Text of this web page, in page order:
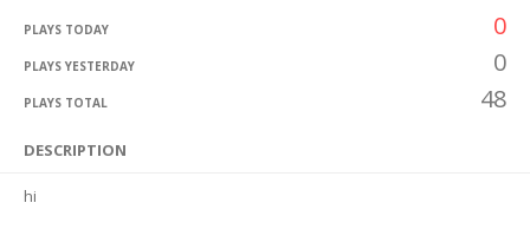
PLAYS TODAY 0
PLAYS YESTERDAY 0
PLAYS TOTAL 48
DESCRIPTION
hi